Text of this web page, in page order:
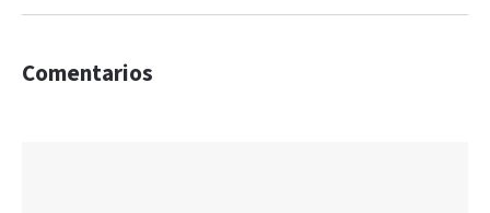
Comentarios